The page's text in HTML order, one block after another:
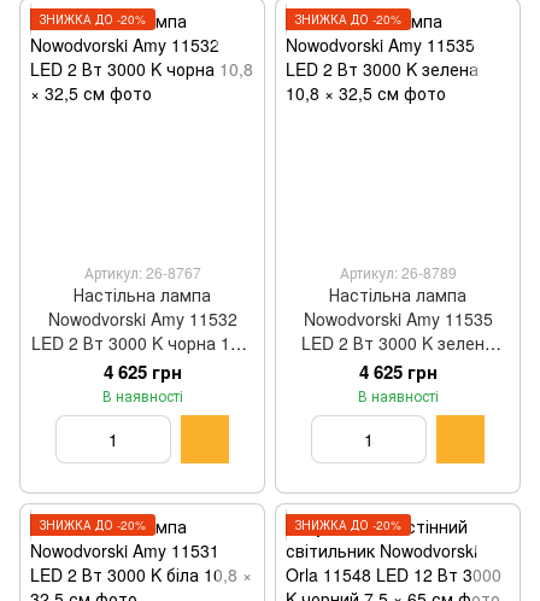
ЗНИЖКА ДО -20%
Артикул: 26-8767
Настільна лампа
Nowodvorski Amy 11532
LED 2 Вт 3000 K чорна 10,8
× 32,5 см
4 625 грн
В наявності
ЗНИЖКА ДО -20%
Артикул: 26-8789
Настільна лампа
Nowodvorski Amy 11535
LED 2 Вт 3000 K зелена
10,8 × 32,5 см
4 625 грн
В наявності
ЗНИЖКА ДО -20% ЗНИЖКА ДО -20%